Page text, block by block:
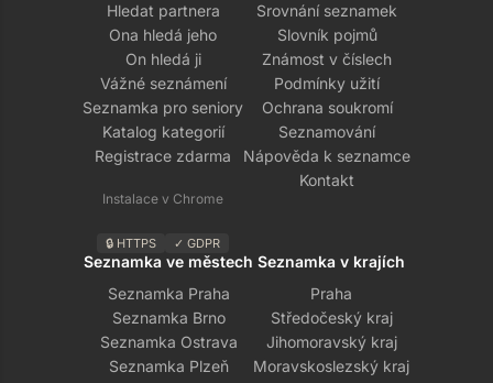
Hledat partnera
Ona hledá jeho
On hledá ji
Vážné seznámení
Seznamka pro seniory
Katalog kategorií
Registrace zdarma
Instalace v Chrome
🔒 HTTPS ✓ GDPR
Srovnání seznamek
Slovník pojmů
Známost v číslech
Podmínky užití
Ochrana soukromí
Seznamování
Nápověda k seznamce
Kontakt
Seznamka ve městech
Seznamka Praha
Seznamka Brno
Seznamka Ostrava
Seznamka Plzeň
Seznamka v krajích
Praha
Středočeský kraj
Jihomoravský kraj
Moravskoslezský kraj